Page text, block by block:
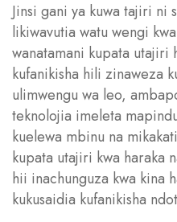
Jinsi gani ya kuwa tajiri ni
likiwavutia watu wengi
wanatamani kupata utajiri
kufanikisha hili zinaweza
ulimwengu wa leo,
teknolojia imeleta
kuelewa mbinu na
kupata utajiri kwa haraka
hii inachunguza kwa kina
kukusaidia kufanikisha